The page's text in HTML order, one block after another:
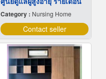
Category : Nursing Home
Contact seller